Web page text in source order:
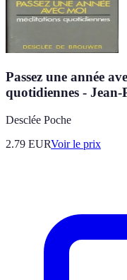
Passez une année
quotidiennes -
Desclée Poche
2.79 EURVoir le prix